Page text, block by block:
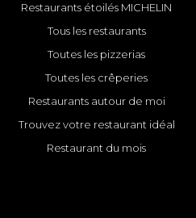
Restaurants étoilés MICHELIN
Tous les restaurants
Toutes les pizzerias
Toutes les crêperies
Restaurants autour de moi
Trouvez votre restaurant idéal
Restaurant du mois